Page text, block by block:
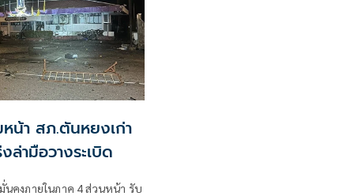
น้า สภ.ตันหยงเก่า
ล่ามือวางระเบิด
นคงภายในภาค 4 ส่วนหน้า รับ